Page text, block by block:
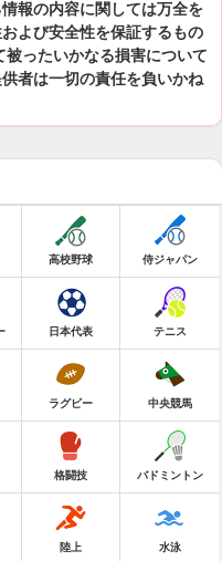
報の内容に関しては万全を
よび安全性を保証するもの
ったいかなる損害について
者は一切の責任を負いかね
高校野球 侍ジャパン
日本代表 テニス
ラグビー 中央競馬
格闘技 バドミントン
陸上 水泳